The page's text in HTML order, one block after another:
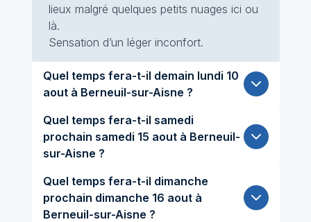
lieux malgré quelques petits nuages ici ou
là.
Sensation d’un léger inconfort.
Quel temps fera-t-il demain lundi 10
aout à Berneuil-sur-Aisne ?
Quel temps fera-t-il samedi
prochain samedi 15 aout à Berneuil-
sur-Aisne ?
Quel temps fera-t-il dimanche
prochain dimanche 16 aout à
Berneuil-sur-Aisne ?